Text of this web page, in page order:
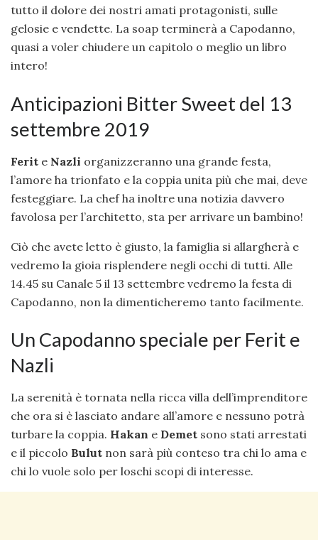
tutto il dolore dei nostri amati protagonisti, sulle
gelosie e vendette. La soap terminerà a Capodanno,
quasi a voler chiudere un capitolo o meglio un libro
intero!
Anticipazioni Bitter Sweet del 13
settembre 2019
Ferit e Nazli organizzeranno una grande festa,
l’amore ha trionfato e la coppia unita più che mai, deve
festeggiare. La chef ha inoltre una notizia davvero
favolosa per l’architetto, sta per arrivare un bambino!
Ciò che avete letto è giusto, la famiglia si allargherà e
vedremo la gioia risplendere negli occhi di tutti. Alle
14.45 su Canale 5 il 13 settembre vedremo la festa di
Capodanno, non la dimenticheremo tanto facilmente.
Un Capodanno speciale per Ferit e
Nazli
La serenità è tornata nella ricca villa dell’imprenditore
che ora si è lasciato andare all’amore e nessuno potrà
turbare la coppia. Hakan e Demet sono stati arrestati
e il piccolo Bulut non sarà più conteso tra chi lo ama e
chi lo vuole solo per loschi scopi di interesse.